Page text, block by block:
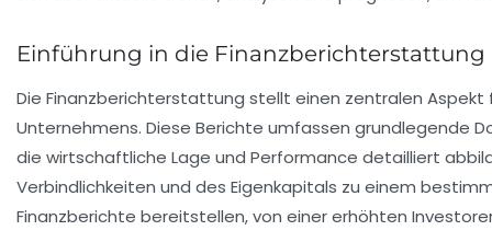
Einführung in die Finanzberichterstattung
Die Finanzberichterstattung stellt einen zentralen Aspekt
Unternehmens. Diese Berichte umfassen grundlegende
die wirtschaftliche Lage und Performance detailliert
Verbindlichkeiten und des Eigenkapitals zu einem
Finanzberichte bereitstellen, von einererhöhten